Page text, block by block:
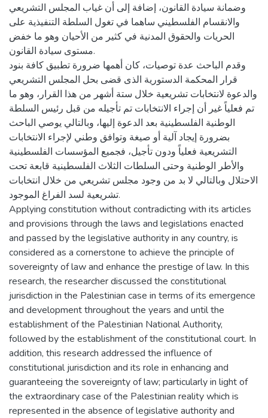
وضمانة سيادة القانون، إضافة إلى أن غياب المجلس التشريعي
والانقسام الفلسطيني ساهما في تغول السلطة التنفيذية على
الحريات والحقوق المدنية في كثير من الأحيان وهو ما خفض
مستوى سيادة القانون.
وقدم الباحث عدة توصيات، كان أهمها ضرورة تطبيق كافة بنود
قرار المحكمة الدستورية الذى قضى بحل المجلس التشريعي
والدعوة لانتخابات تشريعية خلال ستة أشهر من هذا القرار، وهو ما
تم فعلياً غير أن إجراء الانتخابات تم تأجيله من قبل رئيس السلطة
الوطنية الفلسطينية بعد الدعوة إليها، وبالتالي يوصي الباحث
بضرورة إيجاد آلية أو صيغة وتوافق وطني لإجراء الانتخابات
التشريعية فعلياً ودون تأجيل، فجميع المؤسسات الفلسطينية
والأطر الوطنية وحتى السلطات الثلاث الفلسطينية قابعة تحت
الاحتلال وبالتالي لا بد من وجود مجلس تشريعي من خلال انتخابات
تشريعية لسد الفراغ الموجود.
Applying constitution without contradicting with its articles
and provisions through the laws and legislations enacted
and passed by the legislative authority in any country, is
considered as a cornerstone to achieve the principle of
sovereignty of law and enhance the prestige of law. In this
research, the researcher discussed the constitutional
jurisdiction in the Palestinian case in terms of its emergence
and development throughout the years and until the
establishment of the Palestinian National Authority,
followed by the establishment of the constitutional court. In
addition, this research addressed the influence of
constitutional jurisdiction and its role in enhancing and
guaranteeing the sovereignty of law; particularly in light of
the extraordinary case of the Palestinian reality which is
represented in the absence of legislative authority and